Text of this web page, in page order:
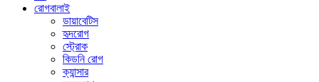
রোগবালাই
ডায়াবেটিস
হৃদরোগ
স্ট্রোক
কিডনি রোগ
ক্যান্সার